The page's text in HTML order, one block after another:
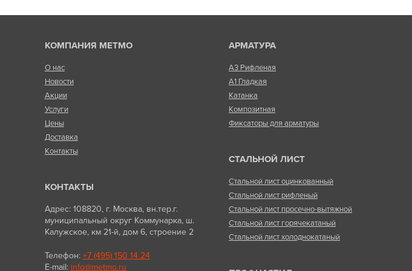
КОМПАНИЯ МЕТМО
О нас
Новости
Акции
Услуги
Цены
Доставка
Контакты
КОНТАКТЫ
Адрес: 108820, г. Москва, вн.тер.г.
муниципальный округ Коммунарка, ш.
Калужское, км 21-й, дом 6, строение 2
Телефон: +7 (495) 150 14 24
E-mail: info@metmo.ru
АРМАТУРА
А3 Рифленая
А1 Гладкая
Катанка
Композитная
Фиксаторы для арматуры
СТАЛЬНОЙ ЛИСТ
Стальной лист оцинкованный
Стальной лист рифленый
Стальной лист просечно-вытяжной
Стальной лист горячекатаный
Стальной лист холоднокатаный